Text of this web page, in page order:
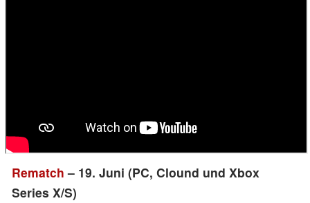
Rematch – 19. Juni (PC, Clound und Xbox
Series X/S)